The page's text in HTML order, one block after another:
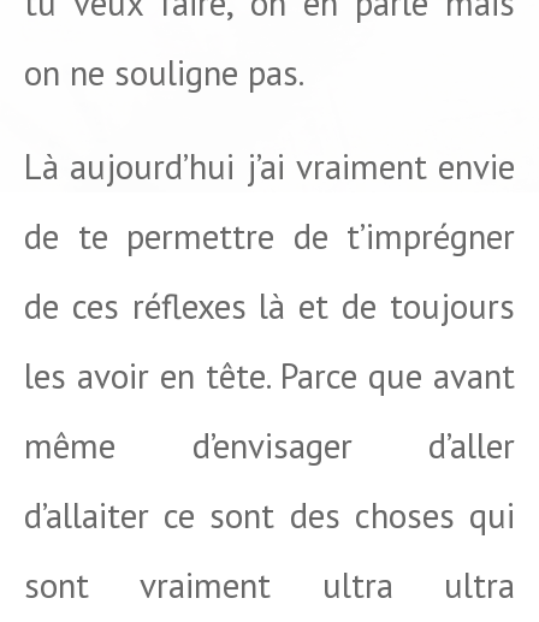
on ne souligne pas.
Là aujourd’hui j’ai vraiment envie
de te permettre de t’imprégner
de ces réflexes là et de toujours
les avoir en tête. Parce que avant
même d’envisager d’aller
d’allaiter ce sont des choses qui
sont vraiment ultra ultra